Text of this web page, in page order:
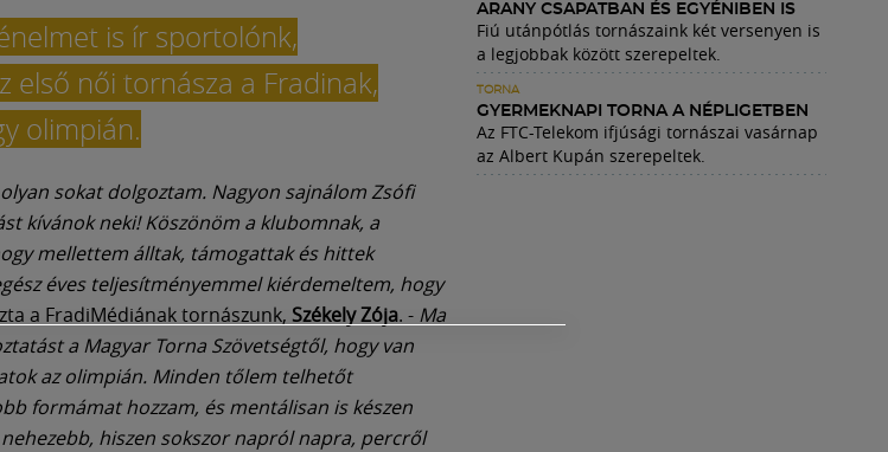
is ír sportolónk,
első női tornásza a Fradinak,
olimpián.
sokat dolgoztam. Nagyon sajnálom Zsófi
kívánok neki! Köszönöm a klubomnak, a
mellettem álltak, támogattak és hittek
éves teljesítményemmel kiérdemeltem, hogy
a FradiMédiának tornászunk, Székely Zója. - Ma
a Magyar Torna Szövetségtől, hogy van
az olimpián. Minden tőlem telhetőt
formámat hozzam, és mentálisan is készen
hiszen sokszor napról napra, percről
ARANY CSAPATBAN ÉS EGYÉNIBEN IS
Fiú utánpótlás tornászaink két versenyen is
a legjobbak között szerepeltek.
TORNA
GYERMEKNAPI TORNA A NÉPLIGETBEN
Az FTC-Telekom ifjúsági tornászai vasárnap
az Albert Kupán szerepeltek.